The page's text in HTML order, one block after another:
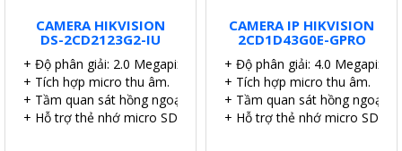
CAMERA HIKVISION
DS-2CD2123G2-IU
+ Độ phân giải: 2.0 Megapixel.
+ Tích hợp micro thu âm.
+ Tầm quan sát hồng ngoại: 40 mét.
+ Hỗ trợ thẻ nhớ micro SD 256GB.
CAMERA IP HIKVISION
2CD1D43G0E-GPRO
+ Độ phân giải: 4.0 Megapixel.
+ Tích hợp micro thu âm.
+ Tầm quan sát hồng ngoại:
+ Hỗ trợ thẻ nhớ micro SD